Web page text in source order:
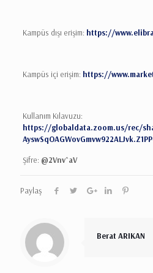
Kampüs dışı erişim: https://
Kampüs içi erişim: https://
Kullanım Kılavuzu:
https://globaldata.zoom.us/rec/
Şifre: @2Vnv^aV
Paylaş
Berat ARIKAN